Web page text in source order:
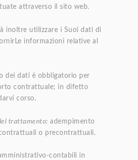
attraverso il sito web.
inoltre utilizzare i Suoi dati di
informazioni relative al
dei dati è obbligatorio per
contrattuale; in difetto
corso.
trattamento: adempimento
o precontrattuali.
contabili in